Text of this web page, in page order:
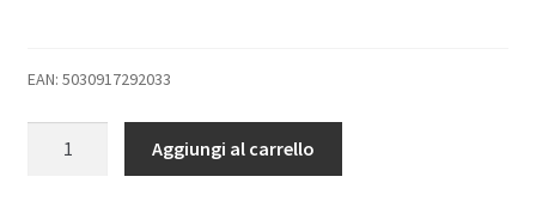
EAN: 5030917292033
Aggiungi al carrello